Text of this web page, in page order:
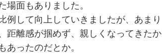
場面もありました。
例して向上していきましたが、あまり
距離感が掴めず、親しくなってきたか
あったのだとか。